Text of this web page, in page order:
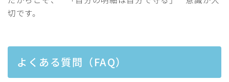
切です。
よくある質問（FAQ）